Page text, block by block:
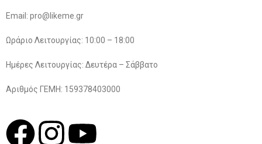
Email: pro@likeme.gr
Ωράριο Λειτουργίας: 10:00 – 18:00
Ημέρες Λειτουργίας: Δευτέρα – Σάββατο
Αριθμός ΓΕΜΗ: 159378403000